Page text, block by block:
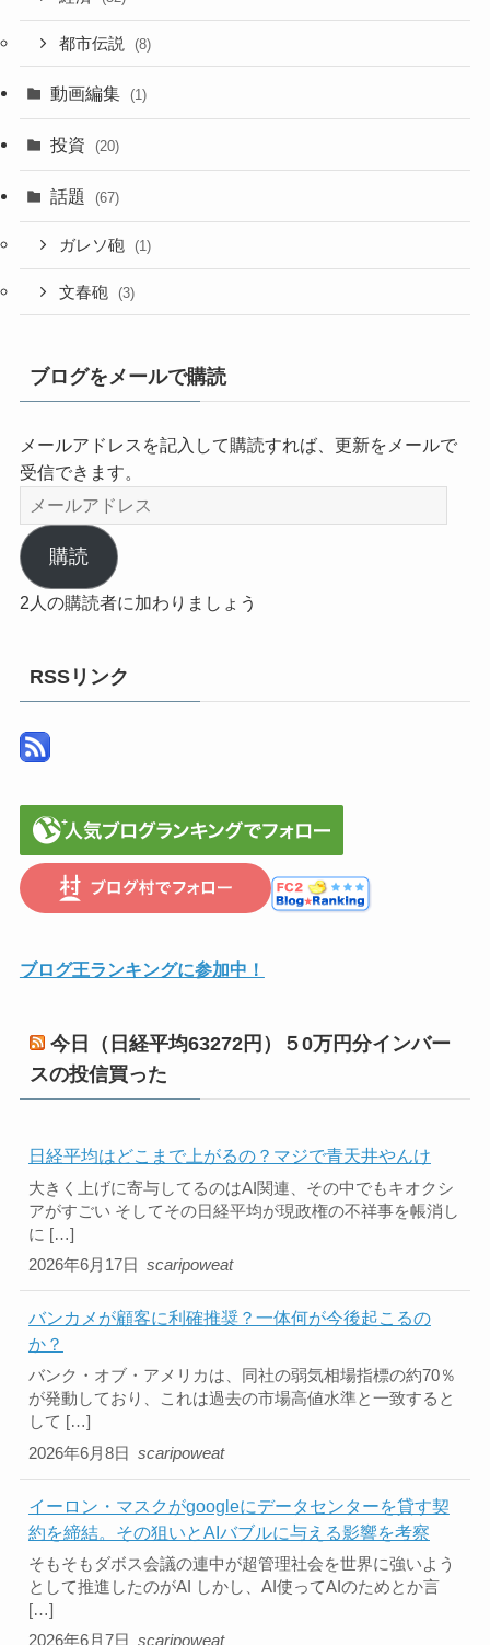
都市伝説 (8)
動画編集 (1)
投資 (20)
話題 (67)
ガレソ砲 (1)
文春砲 (3)
ブログをメールで購読
メールアドレスを記入して購読すれば、更新をメールで
受信できます。
ー
ル
ア
ド
購読
2人の購読者に加わりましょう
RSSリンク
ブログ王ランキングに参加中！
今日（日経平均63272円）５0万円分インバー
スの投信買った
日経平均はどこまで上がるの？マジで青天井やんけ
2026年6月17日
大きく上げに寄与してるのはAI関連、その中でもキオクシ
アがすごい そしてその日経平均が現政権の不祥事を帳消し
に […]
scaripoweat
バンカメが顧客に利確推奨？一体何が今後起こるの
か？
2026年6月8日
バンク・オブ・アメリカは、同社の弱気相場指標の約70％
が発動しており、これは過去の市場高値水準と一致すると
して […]
scaripoweat
イーロン・マスクがgoogleにデータセンターを貸す契
約を締結。その狙いとAIバブルに与える影響を考察
2026年6月7日
そもそもダボス会議の連中が超管理社会を世界に強いよう
として推進したのがAI しかし、AI使ってAIのためとか言
[…]
scaripoweat